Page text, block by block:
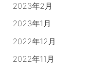
2023年2月
2023年1月
2022年12月
2022年11月